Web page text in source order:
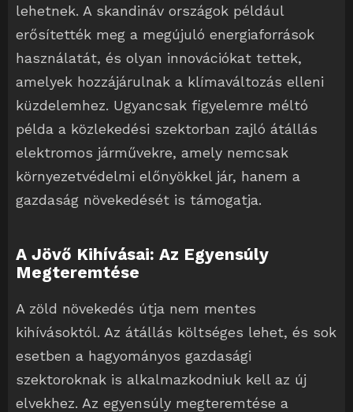
lehetnek. A skandináv országok például
erősítették meg a megújuló energiaforrások
használatát, és olyan innovációkat tettek,
amelyek hozzájárulnak a klímaváltozás elleni
küzdelemhez. Ugyancsak figyelemre méltó
példa a közlekedési szektorban zajló átállás
elektromos járművekre, amely nemcsak
környezetvédelmi előnyökkel jár, hanem a
gazdaság növekedését is támogatja.
A Jövő Kihívásai: Az Egyensúly
Megteremtése
A zöld növekedés útja nem mentes
kihívásoktól. Az átállás költséges lehet, és sok
esetben a hagyományos gazdasági
szektoroknak is alkalmazkodniuk kell az új
elvekhez. Az egyensúly megteremtése a